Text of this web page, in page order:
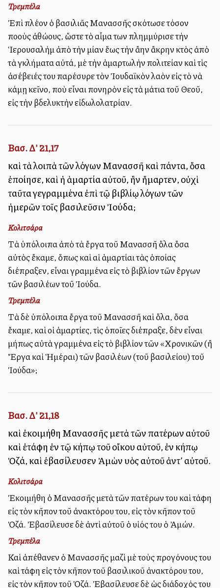
Τρεμπέλα
Ἐπὶ πλέον ὁ βασιλιᾶς Μανασσῆς ἐσκότωσε τόσον
πολλοὺς ἀθώους, ὥστε τὸ αἷμα των ἐπλημμύρισε τὴν
Ἱερουσαλὴμ ἀπὸ τὴν μίαν ἕως τὴν ἄλλην ἄκρην ἐκτὸς ἀπὸ
τὰ ἐγκλήματα αὐτά, μὲ τὴν ἁμαρτωλὴν πολιτείαν καὶ τὶς
ἀσέβειές του παρέσυρε τὸν Ἰουδαϊκὸν λαὸν εἰς τὸ νὰ
κάμῃ ἐκεῖνο, ποὺ εἶναι πονηρὸν εἰς τὰ μάτια τοῦ Θεοῦ,
εἰς τὴν βδελυκτὴν εἰδωλολατρίαν.
Βασ. Δ' 21,17
καὶ τὰ λοιπὰ τῶν λόγων Μανασσῆ καὶ πάντα, ὅσα
ἐποίησε, καὶ ἡ ἁμαρτία αὐτοῦ, ἣν ἥμαρτεν, οὐχὶ
ταῦτα γεγραμμένα ἐπὶ τῷ βιβλίῳ λόγων τῶν
ἡμερῶν τοῖς βασιλεῦσιν Ἰούδα;
Κολιτσάρα
Τὰ ὑπόλοιπα ἀπὸ τὰ ἔργα τοῦ Μανασσῆ ὅλα ὅσα
αὐτὸς ἔκαμε, ὅπως καὶ αἱ ἁμαρτίαι τὰς ὁποίας
διέπραξεν, εἶναι γραμμένα εἰς τὸ βιβλίον τῶν ἔργων
τῶν βασιλέων τοῦ Ἰούδα.
Τρεμπέλα
Τὰ δὲ ὑπόλοιπα ἔργα τοῦ Μανασσῆ καὶ ὅλα, ὅσα
ἔκαμε, καὶ οἱ ἁμαρτίες, τὶς ὁποῖες διέπραξε, δὲν εἶναι
μήπως αὐτὰ γραμμένα εἰς τὸ βιβλίον τῶν «Χρονικῶν (ἢ
Ἔργα καὶ Ἡμέραι) τῶν βασιλέων (τοῦ βασιλείου) τοῦ
Ἰούδα»;
Βασ. Δ' 21,18
καὶ ἐκοιμήθη Μανασσῆς μετὰ τῶν πατέρων αὐτοῦ
καὶ ἐτάφη ἐν τῷ κήπῳ τοῦ οἴκου αὐτοῦ, ἐν κήπῳ
Ὀζά, καὶ ἐβασίλευσεν Ἀμὼν υἱὸς αὐτοῦ ἀντ’ αὐτοῦ.
Κολιτσάρα
Ἐκοιμήθη ὁ Μανασσῆς μετὰ τῶν πατέρων του καὶ ἐτάφη
εἰς τὸν κῆπον τοῦ ἀνακτόρου του, εἰς τὸν κῆπον τοῦ
Ὀζά. Ἐβασίλευσε δὲ ἀντὶ αὐτοῦ ὁ υἱός του ὁ Ἀμών.
Τρεμπέλα
Καὶ ἀπέθανεν ὁ Μανασσῆς μαζὶ μὲ τοὺς προγόνους του
καὶ ἐτάφη εἰς τὸν κῆπον τοῦ βασιλικοῦ ἀνακτόρου του,
εἰς τὸν κῆπον τοῦ Ὀζά. Ἐβασίλευσε δὲ ὡς διάδοχός του